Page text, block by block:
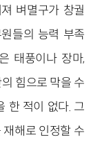
벼멸구가 창궐
들의 능력 부족
태풍이나 장마,
힘으로 막을 수
한 적이 없다. 그
해로 인정할 수